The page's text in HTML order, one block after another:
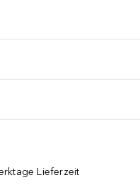
Lieferzeit